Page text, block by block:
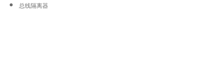
总线隔离器